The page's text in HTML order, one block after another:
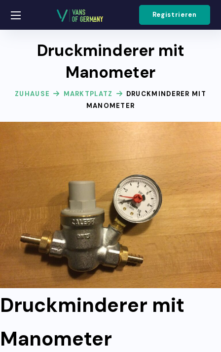
Registrieren
Druckminderer mit
Manometer
ZUHAUSE MARKTPLATZ
DRUCKMINDERER MIT
MANOMETER
Druckminderer mit
Manometer